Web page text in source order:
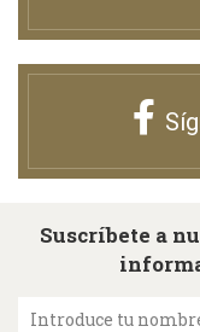
Suscríbete a
Introduce tu